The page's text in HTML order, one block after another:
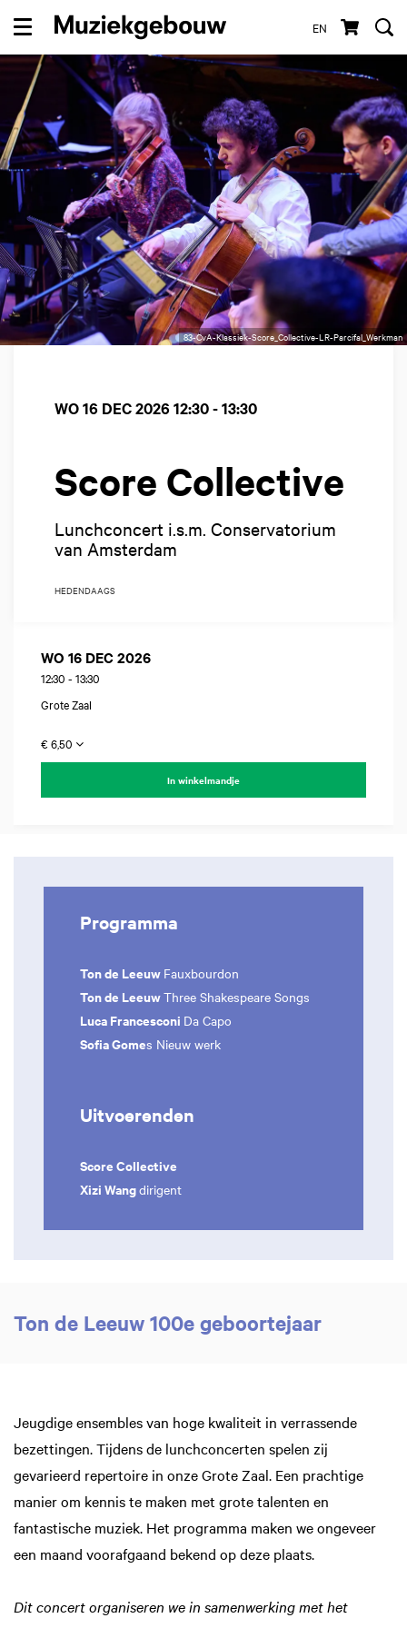
EN
Menu
83-CvA-Klassiek-Score_Collective-LR-Parcifal_Werkman
Score Collective
Lunchconcert i.s.m. Conservatorium
van Amsterdam
WO 16 DEC 2026 12:30 - 13:30
HEDENDAAGS
WO 16 DEC 2026
12:30 - 13:30
Grote Zaal
€ 6,50
In winkelmandje
Programma
Ton de Leeuw Fauxbourdon
Ton de LeeuwThree Shakespeare Songs
Luca Francesconi Da Capo
Sofia Gomes Nieuw werk
Uitvoerenden
Score Collective
Xizi Wangdirigent
Ton de Leeuw 100e geboortejaar
Jeugdige ensembles van hoge kwaliteit in verrassende
bezettingen. Tijdens de lunchconcerten spelen zij
gevarieerd repertoire in onze Grote Zaal. Een prachtige
manier om kennis te maken met grote talenten en
fantastische muziek. Het programma maken we ongeveer
een maand voorafgaand bekend op deze plaats.
Dit concert organiseren we in samenwerking met het